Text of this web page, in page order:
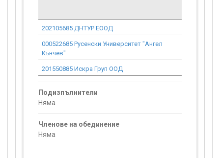
202105685 ДНТУР ЕООД
000522685 Русенски Университет "Ангел
Кънчев"
201550885 Искра Груп ООД
Подизпълнители
Няма
Членове на обединение
Няма